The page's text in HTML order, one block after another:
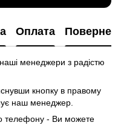
Оплата
менеджери з радістю
кнопку в правому
наш менеджер.
телефону - Ви можете